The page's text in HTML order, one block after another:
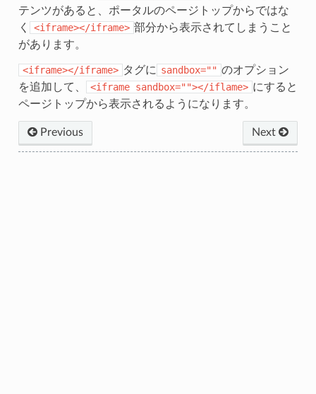
テンツがあると、ポータルのページトップからではな
く
<iframe></iframe> 部分から表示されてしまうこと
があります。
<iframe></iframe> タグに sandbox="" のオプション
を追加して、
<iframe sandbox=""></iflame> にすると
ページトップから表示されるようになります。
Previous Next